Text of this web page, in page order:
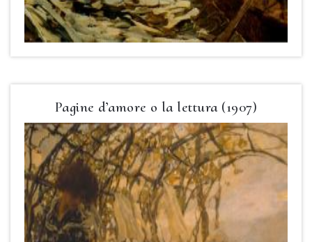
Pagine d’amore o la lettura (1907)